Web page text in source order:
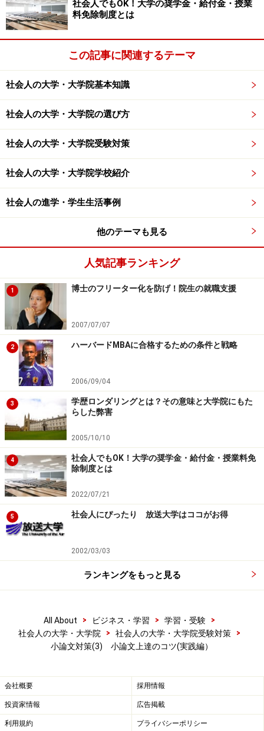
ります。この時期の新聞記事は問題作成者の目にとまり
やすく、出題率が高くなっています。（ASA菊名ホーム
ページより）」なのだそうだ。
「過去問を入手せよ」「小論文の書き方解説サイト」
「小論文上達→専門家の指導を受けた方がいいワケ」→
次のページへ
※記事内容は執筆時点のものです。最新の内容をご確認くださ
い。
1
社会人でもOK！大学の奨学金・給付金・授業
料免除制度とは
この記事に関連するテーマ
社会人の大学・大学院基本知識
社会人の大学・大学院の選び方
社会人の大学・大学院受験対策
社会人の大学・大学院学校紹介
社会人の進学・学生生活事例
他のテーマも見る
人気記事ランキング
1 博士のフリーター化を防げ！院生の就職支援
2007/07/07
2 ハーバードMBAに合格するための条件と戦略
2006/09/04
3
学歴ロンダリングとは？その意味と大学院にもた
らした弊害
2005/10/10
4
社会人でもOK！大学の奨学金・給付金・授業料免
除制度とは
2022/07/21
5 社会人にぴったり 放送大学はココがお得
2002/03/03
ランキングをもっと見る
All About > ビジネス・学習 > 学習・受験
>
社会人の大学・大学院
> 社会人の大学・大学院受験対策
>
小論文対策(3) 小論文上達のコツ(実践編）
会社概要 採用情報
投資家情報 広告掲載
利用規約 プライバシーポリシー